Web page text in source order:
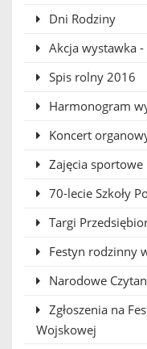
Dni Rodziny
Akcja wystawka
Spis rolny 2016
Harmonogram
Koncert
Zajęcia
70-lecie Szkoły
Targi
Festyn rodzinny
Narodowe
Zgłoszenia na
Wojskowej